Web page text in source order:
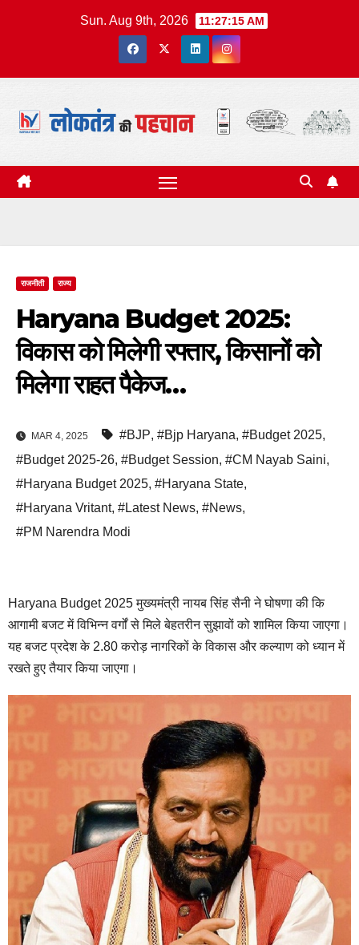
Sun. Aug 9th, 2026 11:27:15 AM
राजनीती राज्य
Haryana Budget 2025:
विकास को मिलेगी रफ्तार, किसानों को
मिलेगा राहत पैकेज…
MAR 4, 2025 #BJP, #Bjp Haryana, #Budget 2025,
#Budget 2025-26, #Budget Session, #CM Nayab Saini,
#Haryana Budget 2025, #Haryana State,
#Haryana Vritant, #Latest News, #News,
#PM Narendra Modi
Haryana Budget 2025 मुख्यमंत्री नायब सिंह सैनी ने घोषणा की कि
आगामी बजट में विभिन्न वर्गों से मिले बेहतरीन सुझावों को शामिल किया जाएगा।
यह बजट प्रदेश के 2.80 करोड़ नागरिकों के विकास और कल्याण को ध्यान में
रखते हुए तैयार किया जाएगा।